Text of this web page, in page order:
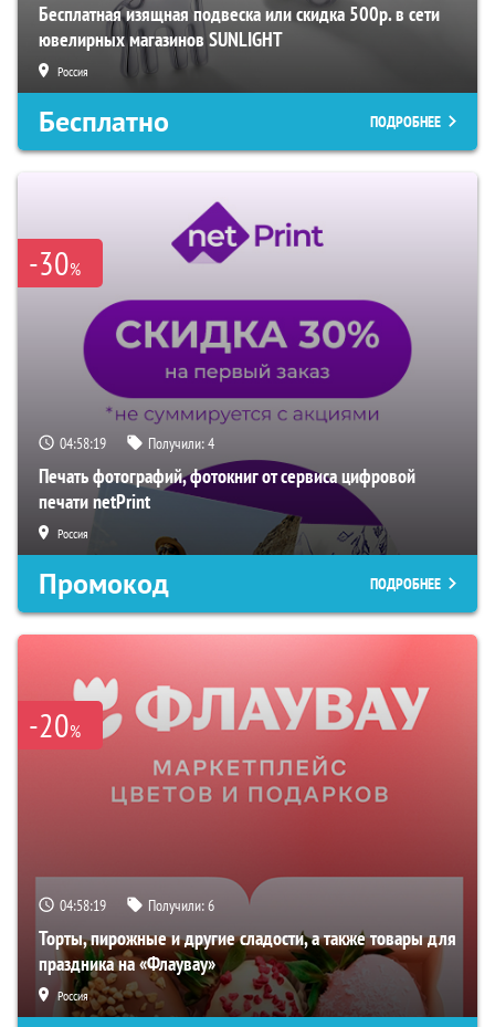
Бесплатная изящная подвеска или скидка 500р. в сети
ювелирных магазинов SUNLIGHT
Россия
Бесплатно ПОДРОБНЕЕ
-30%
04:58:18 Получили:4
Печать фотографий, фотокниг от сервиса цифровой
печати netPrint
Россия
Промокод ПОДРОБНЕЕ
-20%
04:58:18 Получили:6
Торты, пирожные и другие сладости, а также товары для
праздника на «Флаувау»
Россия